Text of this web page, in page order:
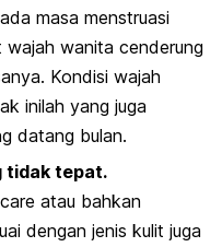
masa menstruasi
wajah wanita cenderung
Kondisi wajah
inilah yang juga
datang bulan.
tidak tepat.
atau bahkan
dengan jenis kulit juga